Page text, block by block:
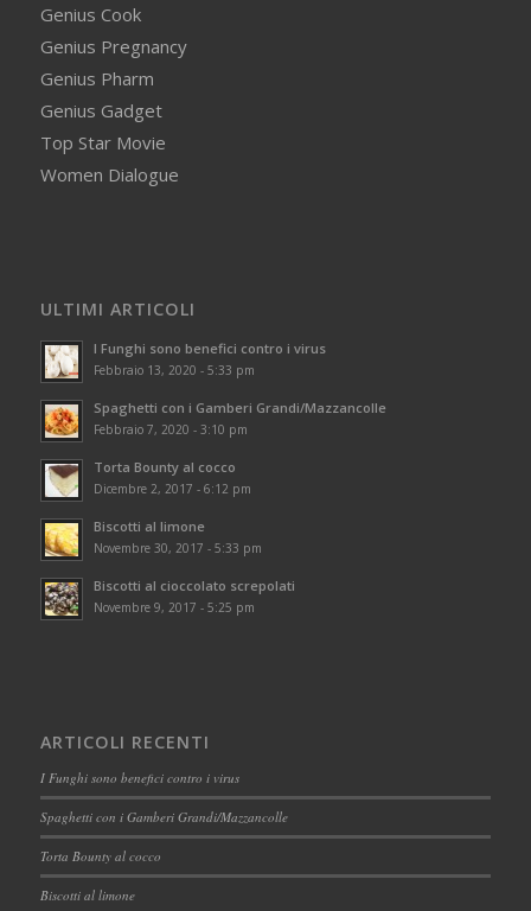
Genius Cook
Genius Pregnancy
Genius Pharm
Genius Gadget
Top Star Movie
Women Dialogue
ULTIMI ARTICOLI
I Funghi sono benefici contro i virus
Febbraio 13, 2020 - 5:33 pm
Spaghetti con i Gamberi Grandi/Mazzancolle
Febbraio 7, 2020 - 3:10 pm
Torta Bounty al cocco
Dicembre 2, 2017 - 6:12 pm
Biscotti al limone
Novembre 30, 2017 - 5:33 pm
Biscotti al cioccolato screpolati
Novembre 9, 2017 - 5:25 pm
ARTICOLI RECENTI
I Funghi sono benefici contro i virus
Spaghetti con i Gamberi Grandi/Mazzancolle
Torta Bounty al cocco
Biscotti al limone